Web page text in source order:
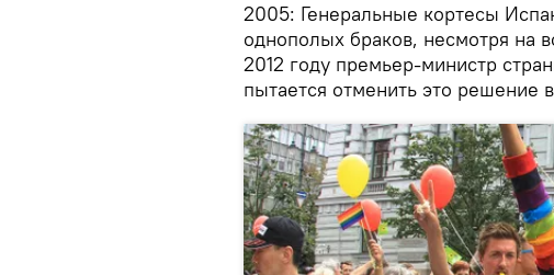
2005: Генеральные кортесы
однополых браков, несмотря на
2012 году премьер-министр
пытается отменить это решение